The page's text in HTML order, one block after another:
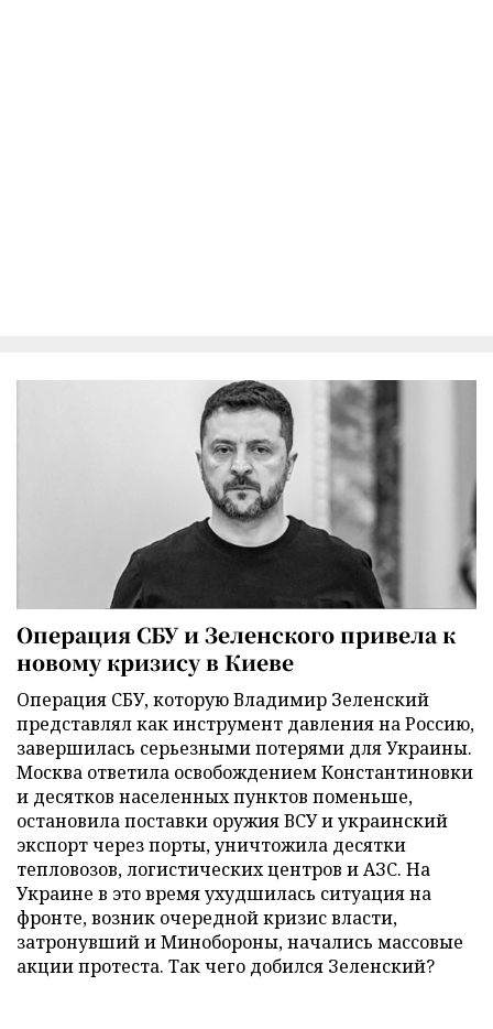
Операция СБУ и Зеленского привела к
новому кризису в Киеве
Операция СБУ, которую Владимир Зеленский
представлял как инструмент давления на Россию,
завершилась серьезными потерями для Украины.
Москва ответила освобождением Константиновки
и десятков населенных пунктов поменьше,
остановила поставки оружия ВСУ и украинский
экспорт через порты, уничтожила десятки
тепловозов, логистических центров и АЗС. На
Украине в это время ухудшилась ситуация на
фронте, возник очередной кризис власти,
затронувший и Минобороны, начались массовые
акции протеста. Так чего добился Зеленский?